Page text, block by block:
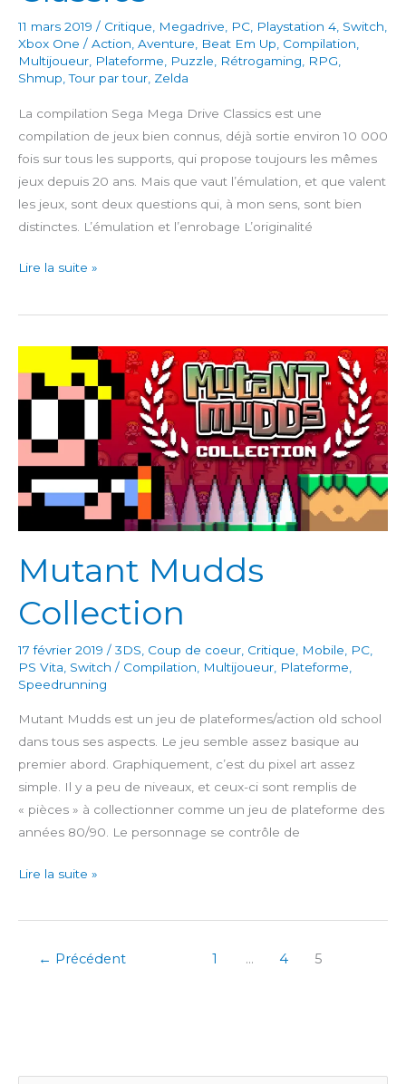
11 mars 2019 / Critique, Megadrive, PC, Playstation 4, Switch,
Xbox One / Action, Aventure, Beat Em Up, Compilation,
Multijoueur, Plateforme, Puzzle, Rétrogaming, RPG,
Shmup,Tour par tour, Zelda
La compilation Sega Mega Drive Classics est une
compilation de jeux bien connus, déjà sortie environ 10 000
fois sur tous les supports, qui propose toujours les mêmes
jeux depuis 20 ans. Mais que vaut l’émulation, et que valent
les jeux, sont deux questions qui, à mon sens, sont bien
distinctes. L’émulation et l’enrobage L’originalité
Sega
Drive
Lire la suite »
Mutant Mudds
Collection
17 février 2019 / 3DS Coup de coeur Critique Mobile PC
PS Vita Switch / Compilation Multijoueur Plateforme
Speedrunning
Mutant Mudds est un jeu de plateformes/action old school
dans tous ses aspects. Le jeu semble assez basique au
premier abord. Graphiquement, c’est du pixel art assez
simple. Il y a peu de niveaux, et ceux-ci sont remplis de
« pièces » à collectionner comme un jeu de plateforme des
années 80/90. Le personnage se contrôle de
Mutant
Collection
Lire la suite »
← Précédent 1 … 4 5